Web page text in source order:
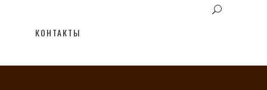
КОНТАКТЫ